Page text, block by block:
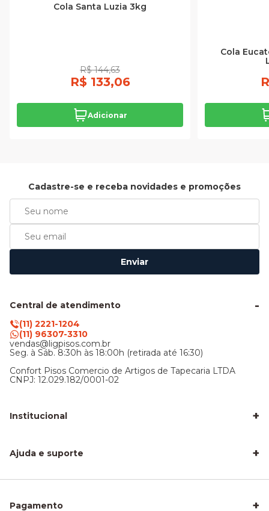
Cola Santa Luzia 3kg
R$ 144,63
R$ 133,06
Adicionar
Cola
Cadastre-se e receba novidades e promoções
Enviar
Central de atendimento
(11) 2221-1204
(11) 96307-3310
vendas@ligpisos.com.br
Seg. à Sáb. 8:30h às 18:00h (retirada até 16:30)
Confort Pisos Comercio de Artigos de Tapecaria LTDA
CNPJ: 12.029.182/0001-02
Institucional +
Sobre nós
Nossa Loja
Ajuda e suporte +
Frete e entrega
Como Calcular a Área do seu Piso
Pagamento +